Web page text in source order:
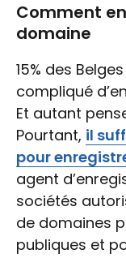
Comment
domaine
15% des
compliqué
Et autant
Pourtant, il
pour
agent
sociétés
de domaines
publiques et